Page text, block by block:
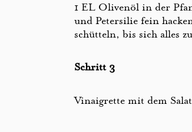
1 EL Olivenöl in der
und Petersilie fein
schütteln, bis sich alles
Schritt 3
Vinaigrette mit dem